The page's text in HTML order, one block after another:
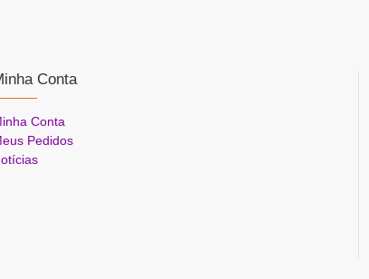
Conta
Conta
Pedidos